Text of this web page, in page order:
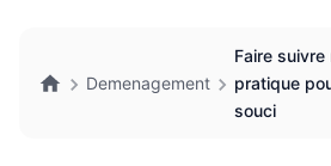
Demenagement
Faire
pratique
souci